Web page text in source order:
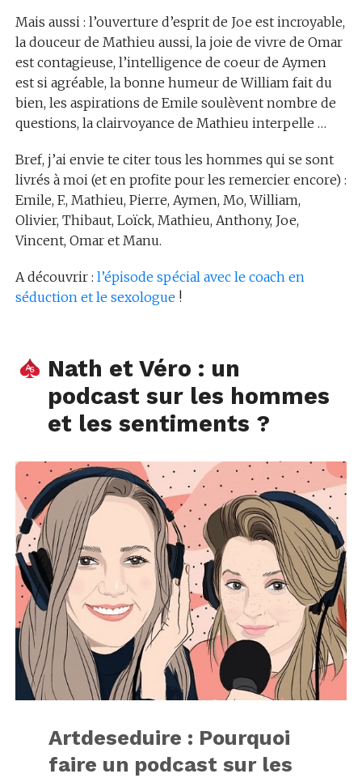
Mais aussi : l’ouverture d’esprit de Joe est incroyable,
la douceur de Mathieu aussi, la joie de vivre de Omar
est contagieuse, l’intelligence de coeur de Aymen
est si agréable, la bonne humeur de William fait du
bien, les aspirations de Emile soulèvent nombre de
questions, la clairvoyance de Mathieu interpelle …
Bref, j’ai envie te citer tous les hommes qui se sont
livrés à moi (et en profite pour les remercier encore) :
Emile, F., Mathieu, Pierre, Aymen, Mo, William,
Olivier, Thibaut, Loïck, Mathieu, Anthony, Joe,
Vincent, Omar et Manu.
A découvrir : l’épisode spécial avec le coach en
séduction et le sexologue!
Nath et Véro : un
podcast sur les hommes
et les sentiments ?
Artdeseduire : Pourquoi
faire un podcast sur les